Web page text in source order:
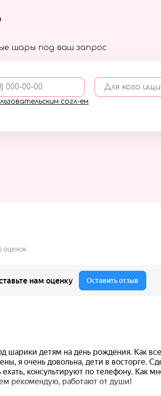
шары под ваш запрос
Для кого
согл-ем